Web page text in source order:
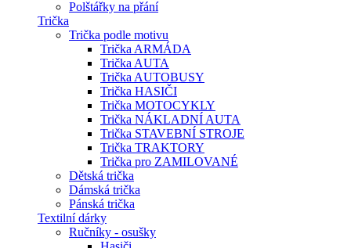
Polštářky na přání
Trička
Trička podle motivu
Trička ARMÁDA
Trička AUTA
Trička AUTOBUSY
Trička HASIČI
Trička MOTOCYKLY
Trička NÁKLADNÍ AUTA
Trička STAVEBNÍ STROJE
Trička TRAKTORY
Trička pro ZAMILOVANÉ
Dětská trička
Dámská trička
Pánská trička
Textilní dárky
Ručníky - osušky